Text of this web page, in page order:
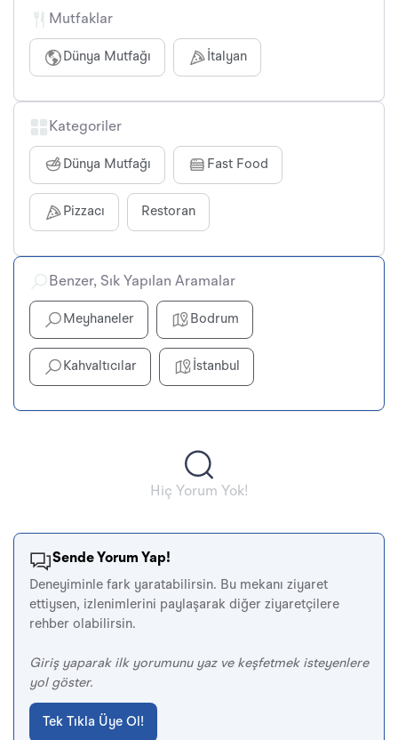
Mutfaklar
Dünya Mutfağı İtalyan
Kategoriler
Dünya Mutfağı Fast Food
Pizzacı Restoran
Benzer, Sık Yapılan Aramalar
Meyhaneler Bodrum
Kahvaltıcılar İstanbul
Hiç Yorum Yok!
Sende Yorum Yap!
Deneyiminle fark yaratabilirsin. Bu mekanı ziyaret
ettiysen, izlenimlerini paylaşarak diğer ziyaretçilere
rehber olabilirsin.
Giriş yaparak ilk yorumunu yaz ve keşfetmek isteyenlere
yol göster.
Tek Tıkla Üye Ol!